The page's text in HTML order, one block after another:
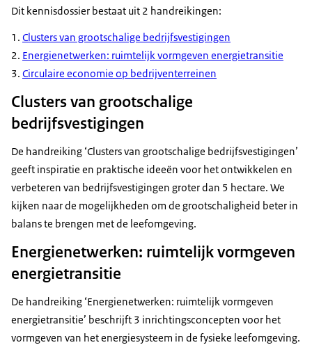
Dit kennisdossier bestaat uit 2 handreikingen:
Clusters van grootschalige bedrijfsvestigingen
Energienetwerken: ruimtelijk vormgeven energietransitie
Circulaire economie op bedrijventerreinen
Clusters van grootschalige
bedrijfsvestigingen
De handreiking ‘Clusters van grootschalige bedrijfsvestigingen’
geeft inspiratie en praktische ideeën voor het ontwikkelen en
verbeteren van bedrijfsvestigingen groter dan 5 hectare. We
kijken naar de mogelijkheden om de grootschaligheid beter in
balans te brengen met de leefomgeving.
Energienetwerken: ruimtelijk vormgeven
energietransitie
De handreiking ‘Energienetwerken: ruimtelijk vormgeven
energietransitie’ beschrijft 3 inrichtingsconcepten voor het
vormgeven van het energiesysteem in de fysieke leefomgeving.